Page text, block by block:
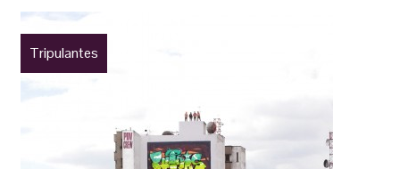
Tripulantes